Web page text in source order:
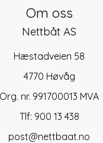
Om oss
Nettbåt AS
Hæstadveien 58
4770 Høvåg
Org. nr. 991700013 MVA
Tlf: 900 13 438
post@nettbaat.no